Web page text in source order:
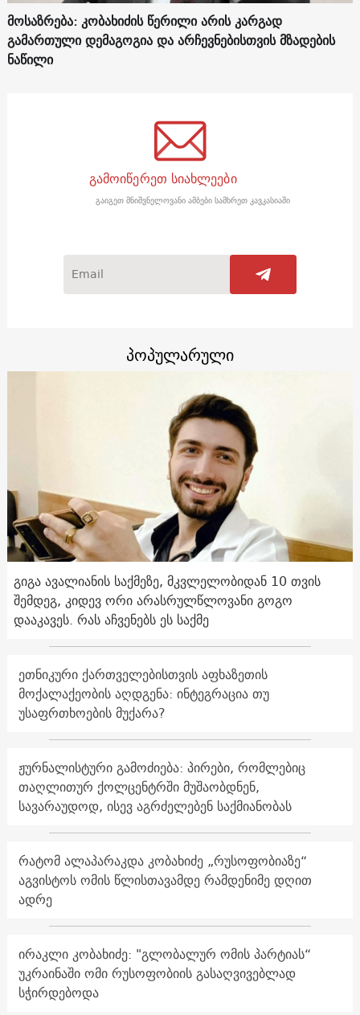
მოსაზრება: კობახიძის წერილი არის კარგად
გამართული დემაგოგია და არჩევნებისთვის მზადების
ნაწილი
გამოიწერეთ სიახლეები
გაიგეთ მნიშვნელოვანი ამბები სამხრეთ კავკასიაში
პოპულარული
გიგა ავალიანის საქმეზე, მკვლელობიდან 10 თვის
შემდეგ, კიდევ ორი არასრულწლოვანი გოგო
დააკავეს. რას აჩვენებს ეს საქმე
ეთნიკური ქართველებისთვის აფხაზეთის
მოქალაქეობის აღდგენა: ინტეგრაცია თუ
უსაფრთხოების მუქარა?
ჟურნალისტური გამოძიება: პირები, რომლებიც
თაღლითურ ქოლცენტრში მუშაობდნენ,
სავარაუდოდ, ისევ აგრძელებენ საქმიანობას
რატომ ალაპარაკდა კობახიძე „რუსოფობიაზე“
აგვისტოს ომის წლისთავამდე რამდენიმე დღით
ადრე
ირაკლი კობახიძე: "გლობალურ ომის პარტიას“
უკრაინაში ომი რუსოფობიის გასაღვივებლად
სჭირდებოდა